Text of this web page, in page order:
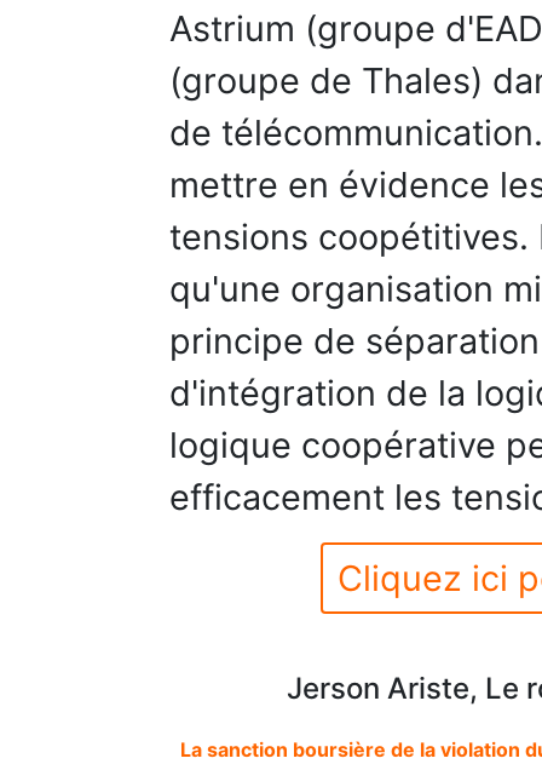
Astrium (groupe
(groupe de Thales)
de
mettre en évidence
tensions coopétitives.
qu'une organisation
principe de
d'intégration de la
logique coopérative
efficacement les
Cliquez ici
Jerson Ariste, Le
La sanction boursière de la violation